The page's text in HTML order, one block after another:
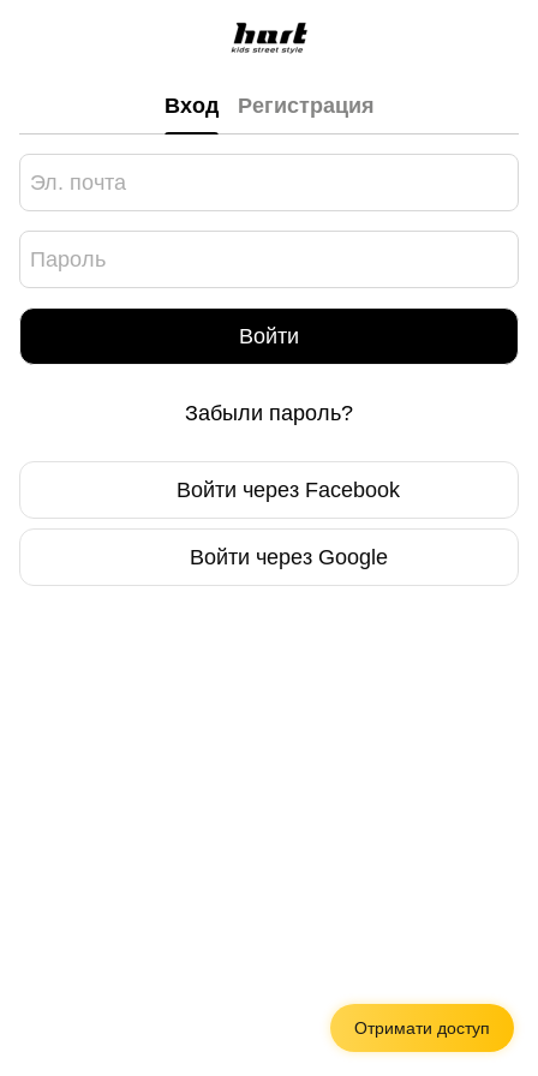
Вход Регистрация
Войти
Забыли пароль?
Войти через Facebook
Войти через Google
Отримати доступ